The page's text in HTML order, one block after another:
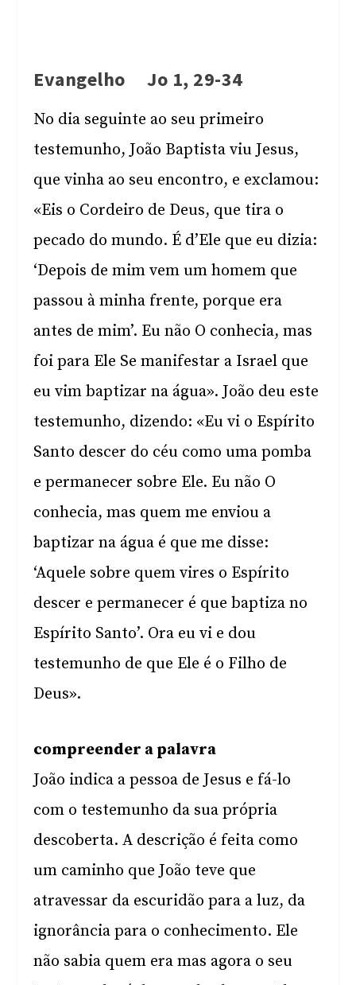
Evangelho Jo 1, 29-34
No dia seguinte ao seu primeiro
testemunho, João Baptista viu Jesus,
que vinha ao seu encontro, e exclamou:
«Eis o Cordeiro de Deus, que tira o
pecado do mundo. É d’Ele que eu dizia:
‘Depois de mim vem um homem que
passou à minha frente, porque era
antes de mim’. Eu não O conhecia, mas
foi para Ele Se manifestar a Israel que
eu vim baptizar na água». João deu este
testemunho, dizendo: «Eu vi o Espírito
Santo descer do céu como uma pomba
e permanecer sobre Ele. Eu não O
conhecia, mas quem me enviou a
baptizar na água é que me disse:
‘Aquele sobre quem vires o Espírito
descer e permanecer é que baptiza no
Espírito Santo’. Ora eu vi e dou
testemunho de que Ele é o Filho de
Deus».
compreender a palavra
João indica a pessoa de Jesus e fá-lo
com o testemunho da sua própria
descoberta. A descrição é feita como
um caminho que João teve que
atravessar da escuridão para a luz, da
ignorância para o conhecimento. Ele
não sabia quem era mas agora o seu